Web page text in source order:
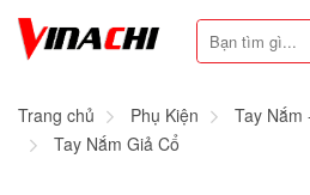
Trang chủ Phụ Kiện
Tay Nắm
Tay Nắm Giả Cổ